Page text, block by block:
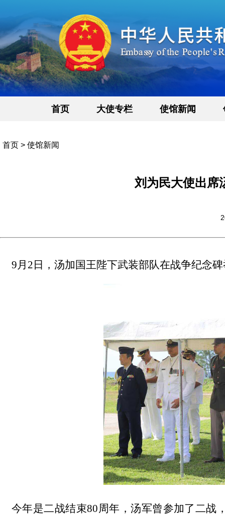
首页 大使专栏 使馆新闻
首页 > 使馆新闻
刘为民大使出席
9月2日，汤加国王陛下武装部队在战争纪念
今年是二战结束80周年，汤军曾参加了二战